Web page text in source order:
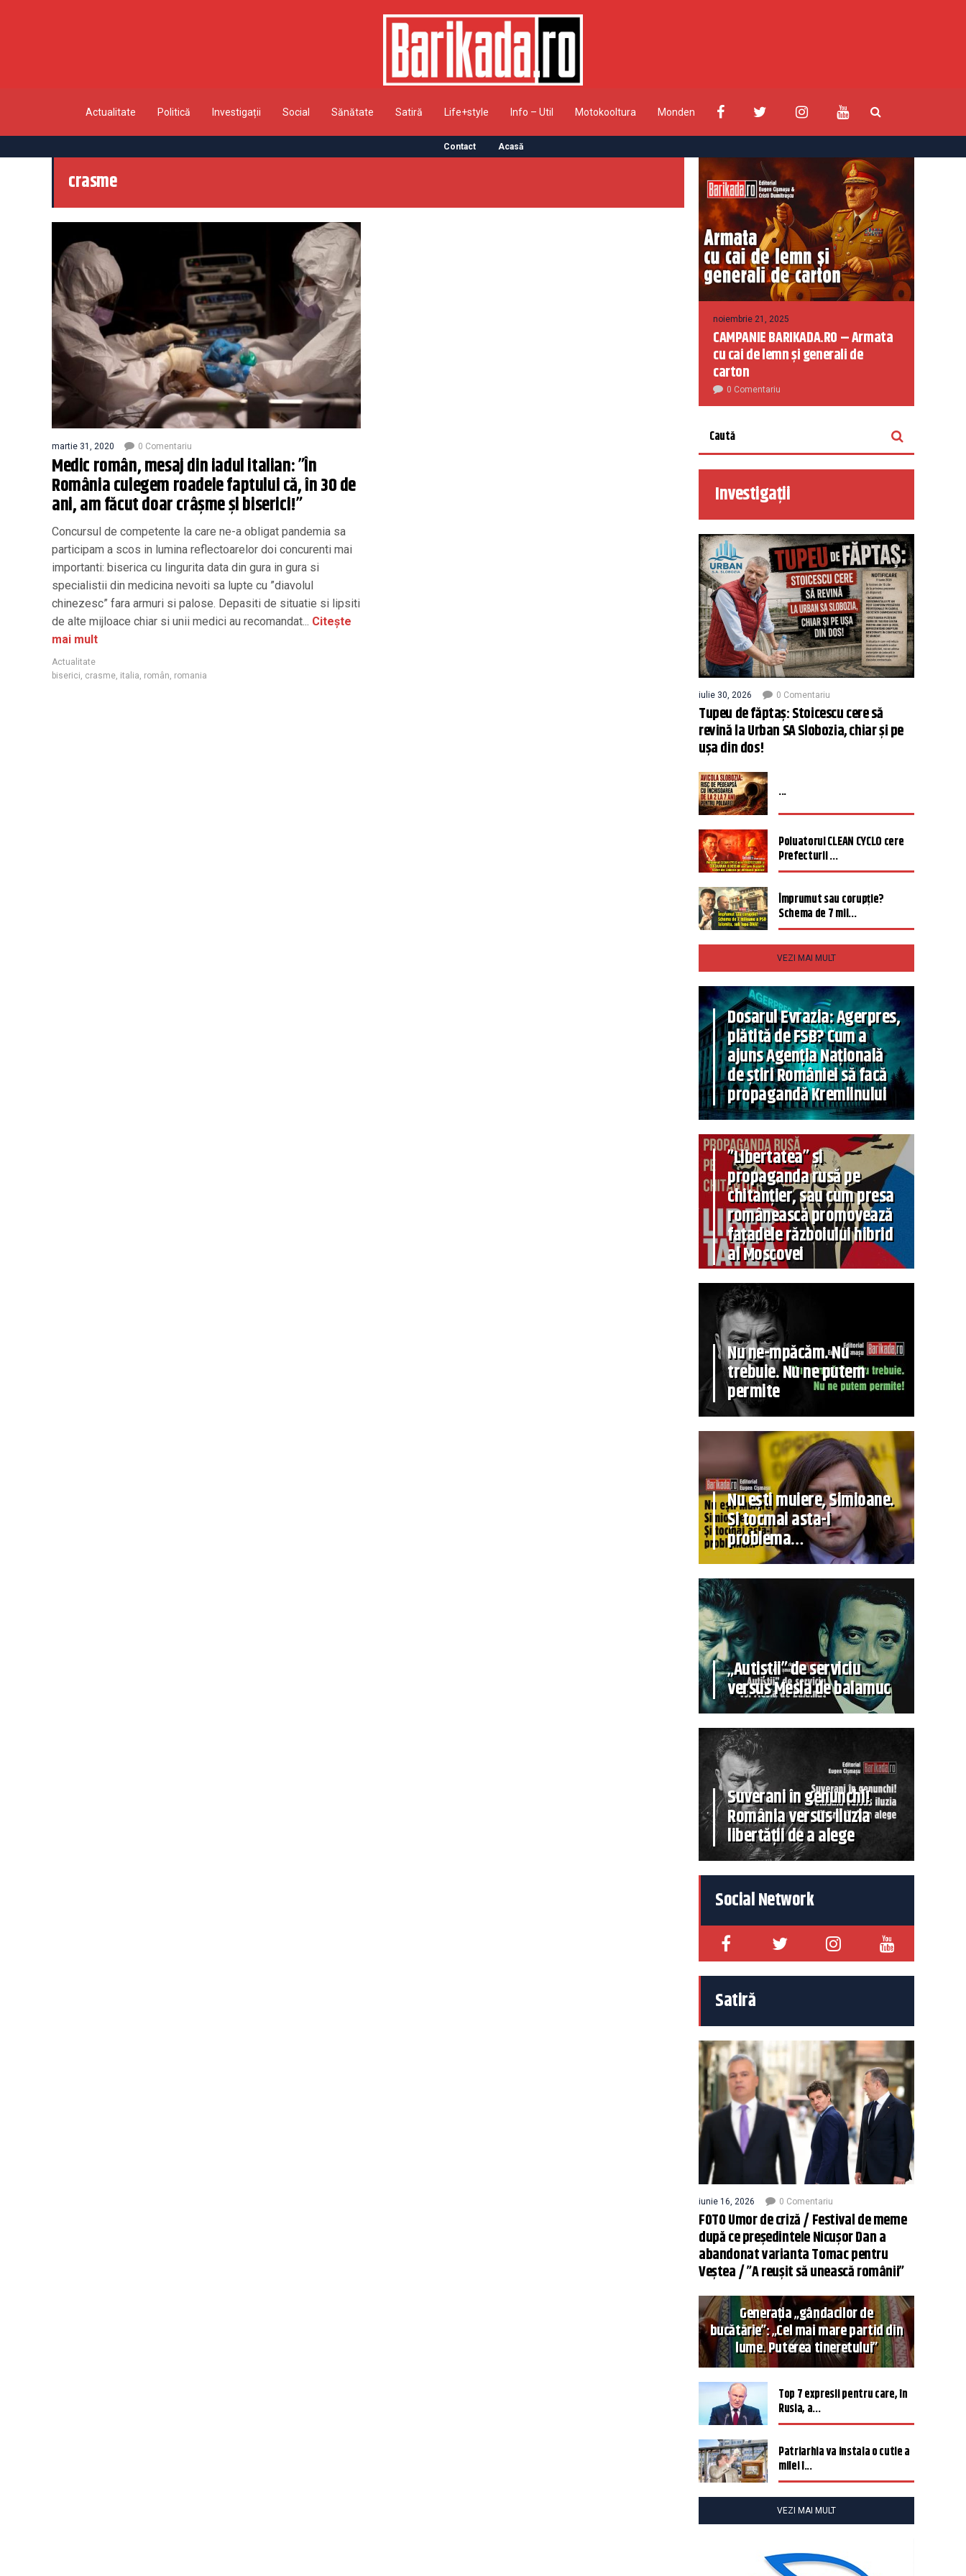
Actualitate Politică Investigații Social Sănătate Satiră Life+style Info – Util Motokooltura Monden
Contact Acasă
crasme
martie 31, 2020 0 Comentariu
Medic român, mesaj din iadul italian: ”În
România culegem roadele faptului că, în 30 de
ani, am făcut doar crâșme și biserici!”
Concursul de competente la care ne-a obligat pandemia sa
participam a scos in lumina reflectoarelor doi concurenti mai
importanti: biserica cu lingurita data din gura in gura si
specialistii din medicina nevoiti sa lupte cu ”diavolul
chinezesc” fara armuri si palose. Depasiti de situatie si lipsiti
de alte mijloace chiar si unii medici au recomandat... Citește
mai mult
Actualitate
biserici crasme italia român romania
noiembrie 21, 2025
CAMPANIE BARIKADA.RO – Armata
cu cai de lemn și generali de
carton
0 Comentariu
Investigații
iulie 30, 2026 0 Comentariu
Tupeu de făptaș: Stoicescu cere să
revină la Urban SA Slobozia, chiar și pe
ușa din dos!
...
Poluatorul CLEAN CYCLO cere
Prefecturii ...
Împrumut sau corupție?
Schema de 7 mil...
VEZI MAI MULT
Dosarul Evrazia: Agerpres,
plătită de FSB? Cum a
ajuns Agenția Națională
de știri României să facă
propagandă Kremlinului
”Libertatea” și
propaganda rusă pe
chitanțier, sau cum presa
românească promovează
fațadele războiului hibrid
al Moscovei
Nu ne-mpăcăm. Nu
trebuie. Nu ne putem
permite
Nu ești muiere, Simioane.
Și tocmai asta-i
problema…
„Autiștii” de serviciu
versus Mesia de balamuc
Suverani în genunchi!
România versus iluzia
libertății de a alege
Social Network
Satiră
iunie 16, 2026 0 Comentariu
FOTO Umor de criză / Festival de meme
după ce președintele Nicușor Dan a
abandonat varianta Tomac pentru
Veștea / ”A reușit să unească românii”
Generația „gândacilor de
bucătărie”: „Cel mai mare partid din
lume. Puterea tineretului”
Top 7 expresii pentru care, în
Rusia, a...
Patriarhia va instala o cutie a
milei î...
VEZI MAI MULT